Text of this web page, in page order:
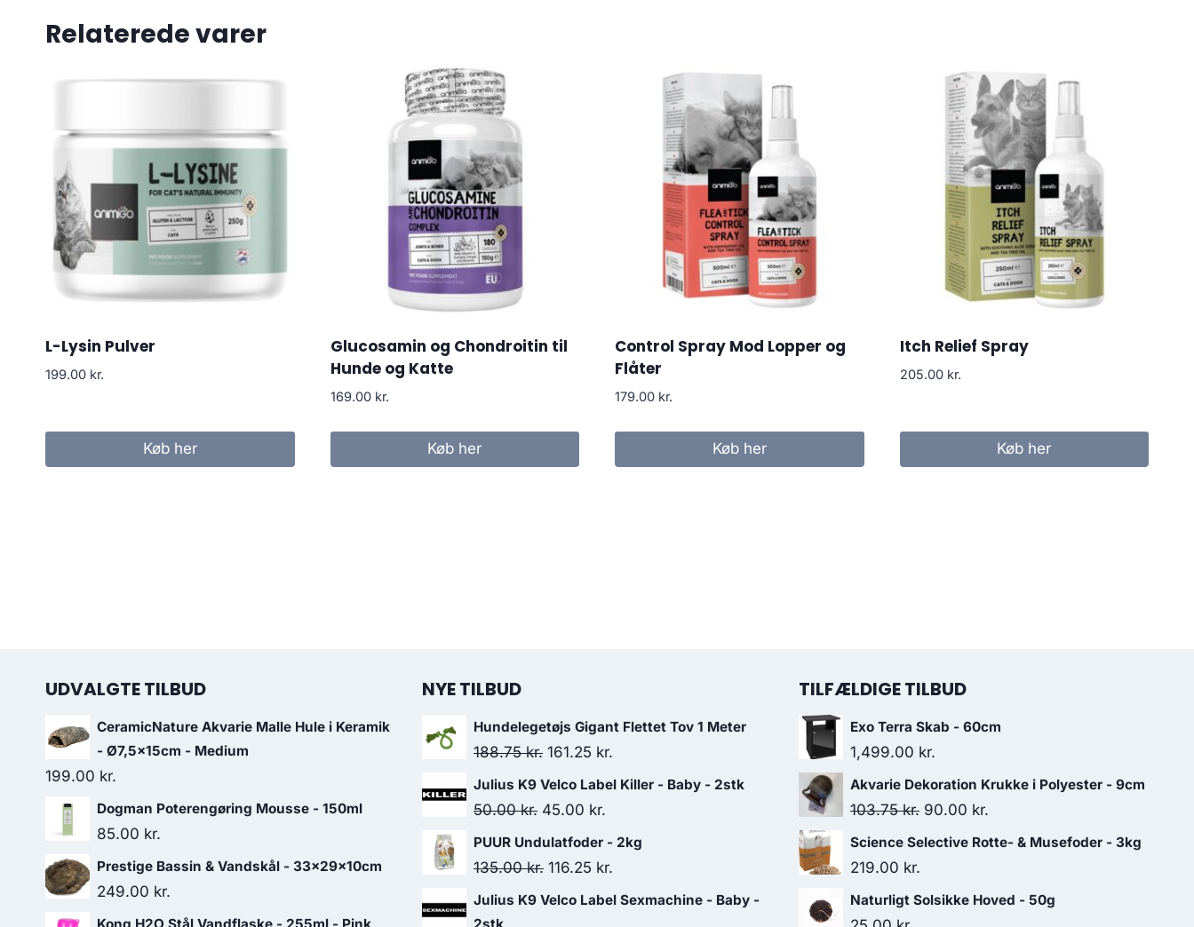
Relaterede varer
L-Lysin Pulver
199.00 kr.
Køb her
Glucosamin og Chondroitin til
Hunde og Katte
169.00 kr.
Køb her
Control Spray Mod Lopper og
Flåter
179.00 kr.
Køb her
Itch Relief Spray
205.00 kr.
Køb her
UDVALGTE TILBUD
CeramicNature Akvarie Malle Hule i Keramik
- Ø7,5x15cm - Medium
199.00 kr.
Dogman Poterengøring Mousse - 150ml
85.00 kr.
Prestige Bassin & Vandskål - 33x29x10cm
249.00 kr.
NYE TILBUD
Hundelegetøjs Gigant Flettet Tov 1 Meter
188.75kr. Den
oprindelige
pris
188.75 kr..
161.25 kr.
aktuelle
Julius K9 Velco Label Killer - Baby - 2stk
50.00kr. Den
oprindelige
pris
45.00 kr.
aktuelle
pris
PUUR Undulatfoder - 2kg
135.00kr. Den
oprindelige
116.25 kr.
aktuelle
Julius K9 Velco Label Sexmachine - Baby -
TILFÆLDIGE TILBUD
Exo Terra Skab - 60cm
1,499.00 kr.
Akvarie Dekoration Krukke i Polyester - 9cm
103.75kr. Den
oprindelige
90.00 kr.
aktuelle
Science Selective Rotte- & Musefoder - 3kg
219.00 kr.
Naturligt Solsikke Hoved - 50g